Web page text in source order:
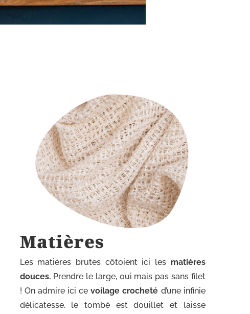
Matières
Les matières brutes côtoient ici les matières
douces. Prendre le large, oui mais pas sans filet
! On admire ici cevoilage crocheté d’une infinie
délicatesse. le tombé est douillet et laisse